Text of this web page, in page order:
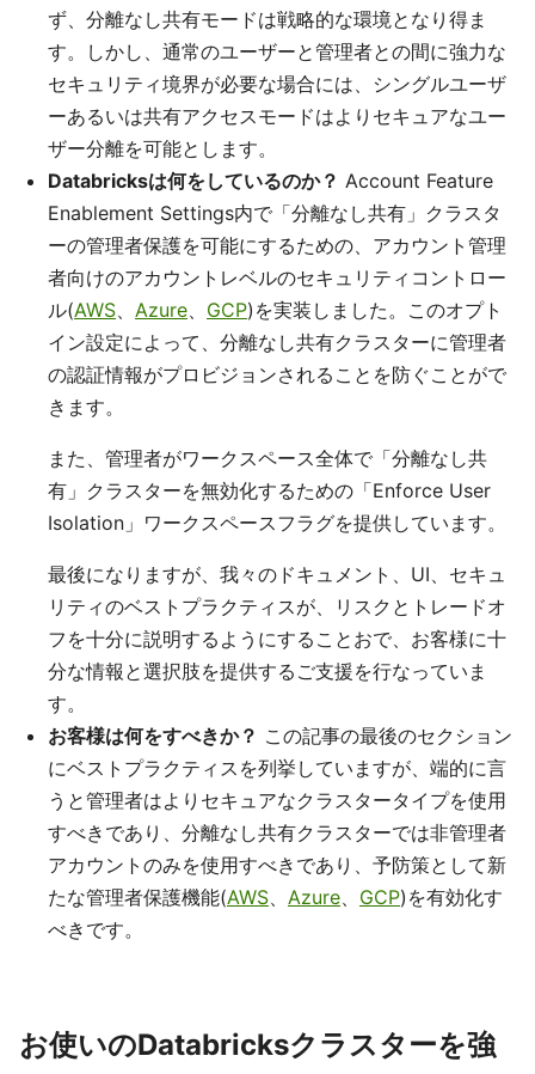
ず、分離なし共有モードは戦略的な環境となり得ま
す。しかし、通常のユーザーと管理者との間に強力な
セキュリティ境界が必要な場合には、シングルユーザ
ーあるいは共有アクセスモードはよりセキュアなユー
ザー分離を可能とします。
Databricksは何をしているのか？ Account Feature
Enablement Settings内で「分離なし共有」クラスタ
ーの管理者保護を可能にするための、アカウント管理
者向けのアカウントレベルのセキュリティコントロー
ル(AWS Azure GCP)を実装しました。このオプト
イン設定によって、分離なし共有クラスターに管理者
の認証情報がプロビジョンされることを防ぐことがで
きます。
また、管理者がワークスペース全体で「分離なし共
有」クラスターを無効化するための「Enforce User
Isolation」ワークスペースフラグを提供しています。
最後になりますが、我々のドキュメント、UI、セキュ
リティのベストプラクティスが、リスクとトレードオ
フを十分に説明するようにすることおで、お客様に十
分な情報と選択肢を提供するご支援を行なっていま
す。
お客様は何をすべきか？ この記事の最後のセクション
にベストプラクティスを列挙していますが、端的に言
うと管理者はよりセキュアなクラスタータイプを使用
すべきであり、分離なし共有クラスターでは非管理者
アカウントのみを使用すべきであり、予防策として新
たな管理者保護機能(AWS Azure GCP)を有効化す
べきです。
お使いのDatabricksクラスターを強